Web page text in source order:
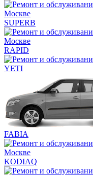
SUPERB
RAPID
YETI
FABIA
KODIAQ